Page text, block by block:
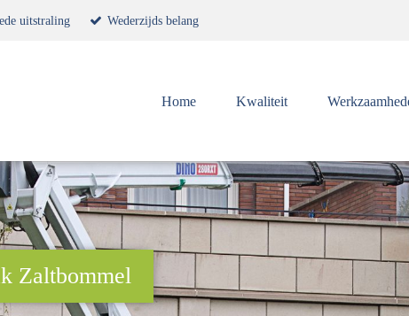
uitstraling Wederzijds belang
Home Kwaliteit
Zaltbommel